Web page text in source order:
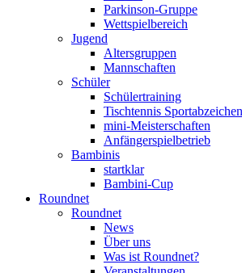
Parkinson-Gruppe
Wettspielbereich
Jugend
Altersgruppen
Mannschaften
Schüler
Schülertraining
Tischtennis Sportabzeichen
mini-Meisterschaften
Anfängerspielbetrieb
Bambinis
startklar
Bambini-Cup
Roundnet
Roundnet
News
Über uns
Was ist Roundnet?